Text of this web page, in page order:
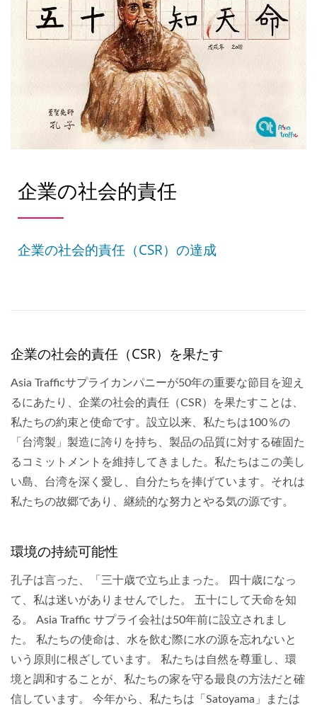
企業の社会的責任
企業の社会的責任（CSR）の達成
企業の社会的責任（CSR）を果たす
Asia Trafficサプライカンパニーが50年の重要な節目を迎え
るにあたり、企業の社会的責任（CSR）を果たすことは、
私たちの約束と使命です。設立以来、私たちは100％の
「台湾製」製造に誇りを持ち、製品の品質に対する確固た
るコミットメントを維持してきました。私たちはこの美し
い島、台湾を深く愛し、自分たちを捧げています。それは
私たちの故郷であり、継続的な努力とやる気の源です。
環境の持続可能性
孔子は言った、「三十歳で立ち止まった。 四十歳になっ
て、私は迷いがありませんでした。 五十にして天命を知
る。 Asia Traffic サプライ会社は50年前に設立されまし
た。 私たちの使命は、水を飲む際に水の源を忘れないと
いう原則に根ざしています。 私たちは自然を尊重し、環
境と調和することが、私たちの家を守る最良の方法だと確
信しています。 今年から、私たちは「Satoyama」または